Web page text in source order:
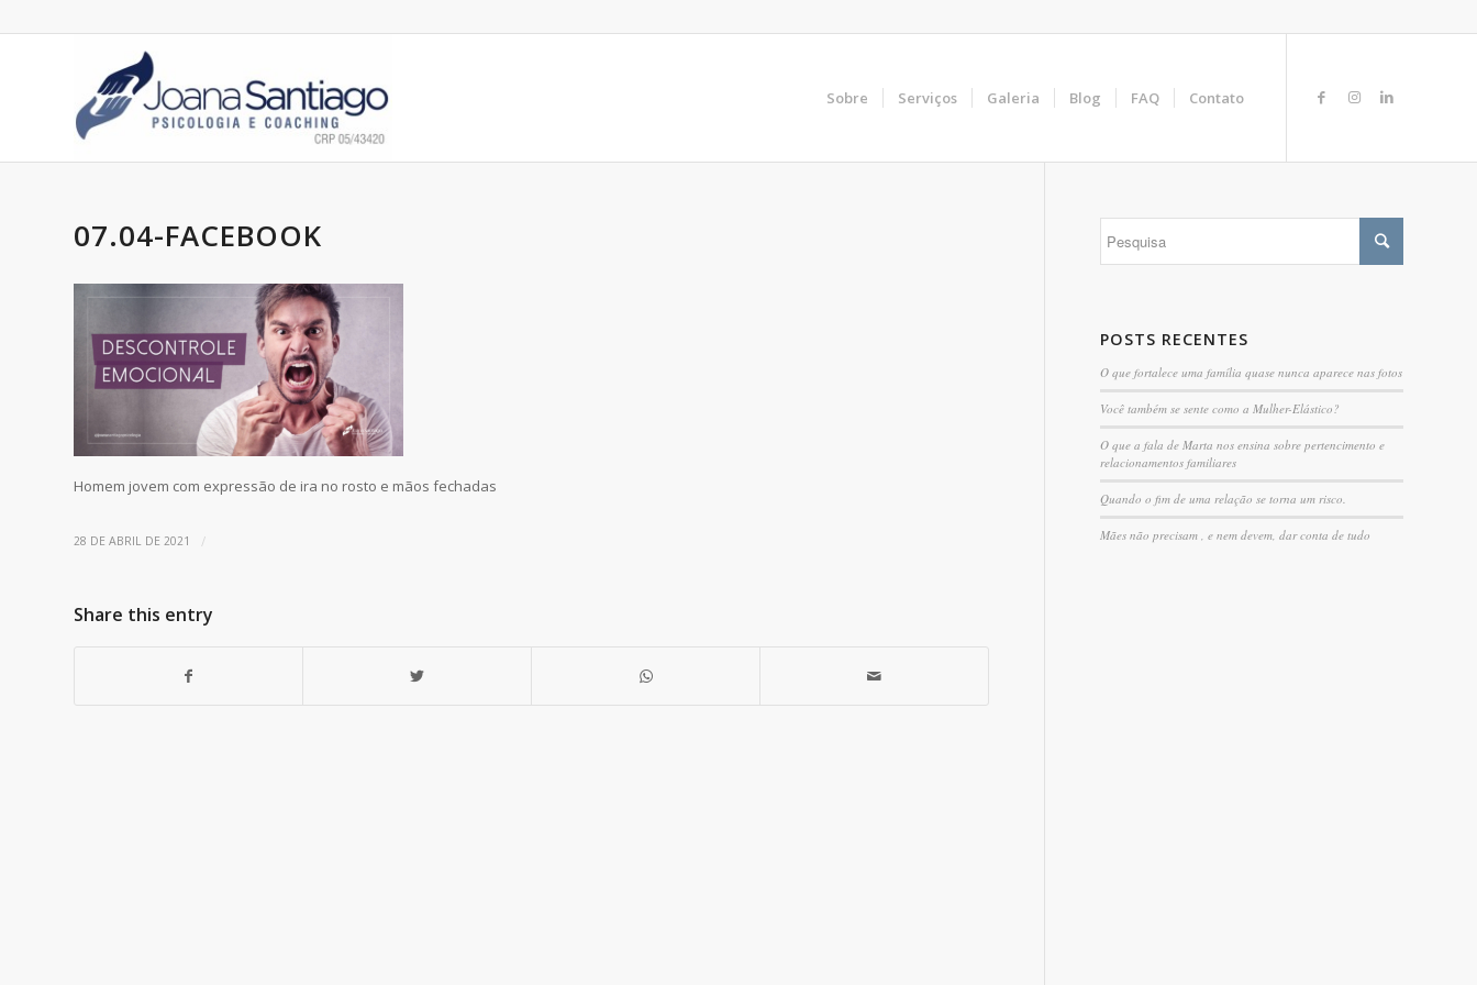
Sobre Serviços Galeria Blog FAQ Contato
07.04-FACEBOOK
Homem jovem com expressão de ira no rosto e mãos fechadas
28 DE ABRIL DE 2021 /
Share this entry
POSTS RECENTES
O que fortalece uma família quase nunca aparece nas fotos
Você também se sente como a Mulher-Elástico?
O que a fala de Marta nos ensina sobre pertencimento e
relacionamentos familiares
Quando o fim de uma relação se torna um risco.
Mães não precisam , e nem devem, dar conta de tudo